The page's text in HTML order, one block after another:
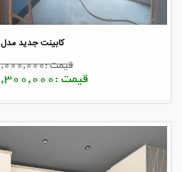
کابینت جدید مدل 7050
قیمت :27,000,000تومان
قیمت :26,300,000تومان